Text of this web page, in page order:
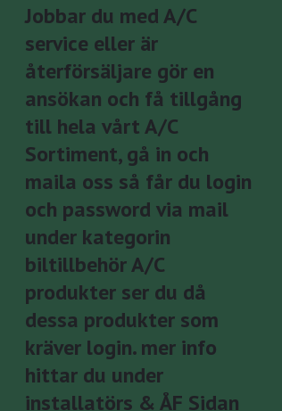
Jobbar du med A/C
service eller är
återförsäljare gör en
ansökan och få tillgång
till hela vårt A/C
Sortiment, gå in och
maila oss så får du login
och password via mail
under kategorin
biltillbehör A/C
produkter ser du då
dessa produkter som
kräver login. mer info
hittar du under
installatörs & ÅF Sidan